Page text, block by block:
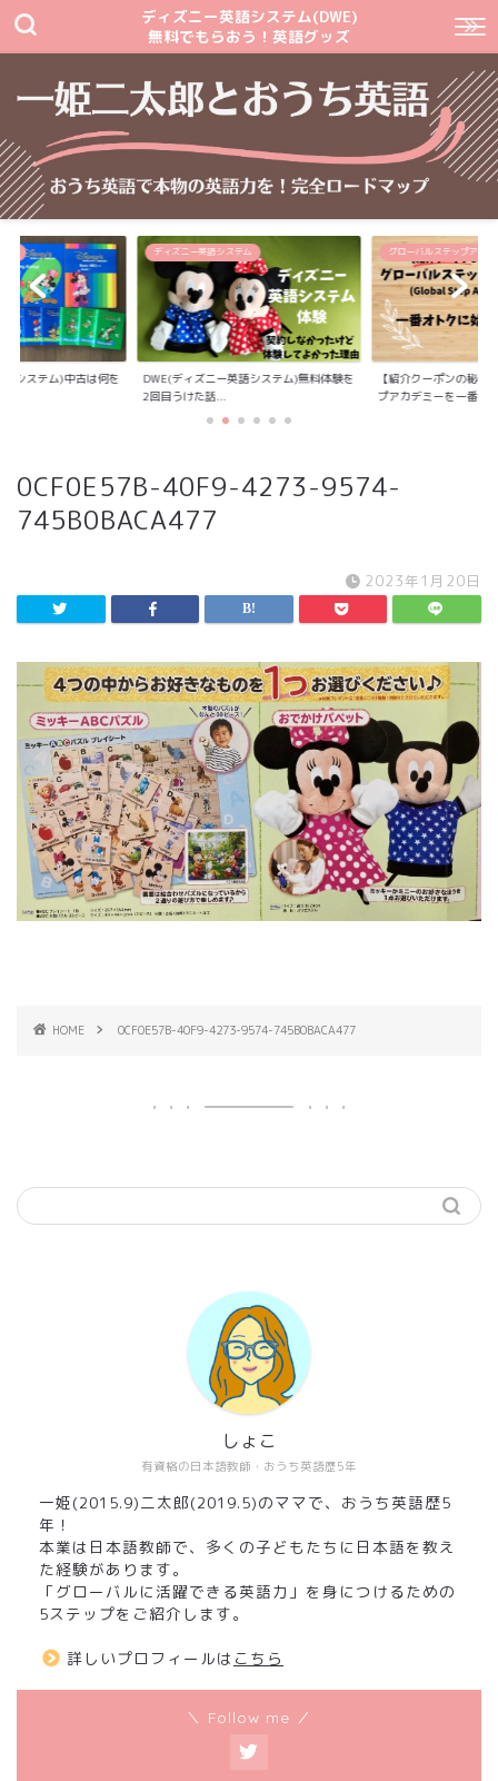
ディズニー英語システム(DWE)
無料でもらおう！英語グッズ
システム)中古は何を
ディズニー英語システム
DWE(ディズニー英語システム)無料体験を
2回目うけた話...
グローバルステップアカデ
【紹介クーポンの秘密
プアカデミーを一番...
0CF0E57B-40F9-4273-9574-
745B0BACA477
2023年1月20日
HOME 0CF0E57B-40F9-4273-9574-745B0BACA477
有資格の日本語教師・おうち英語歴5年
しょこ
一姫(2015.9)二太郎(2019.5)のママで、おうち英語歴5
年！
本業は日本語教師で、多くの子どもたちに日本語を教え
た経験があります。
「グローバルに活躍できる英語力」を身につけるための
5ステップをご紹介します。
詳しいプロフィールは こちら
＼ Follow me ／